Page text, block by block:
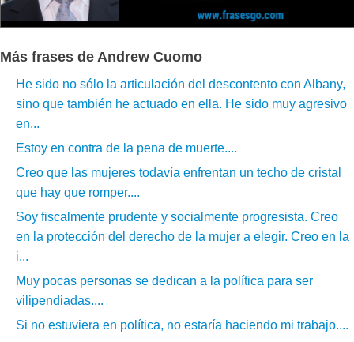
Más frases de Andrew Cuomo
He sido no sólo la articulación del descontento con Albany,
sino que también he actuado en ella. He sido muy agresivo
en...
Estoy en contra de la pena de muerte....
Creo que las mujeres todavía enfrentan un techo de cristal
que hay que romper....
Soy fiscalmente prudente y socialmente progresista. Creo
en la protección del derecho de la mujer a elegir. Creo en la
i...
Muy pocas personas se dedican a la política para ser
vilipendiadas....
Si no estuviera en política, no estaría haciendo mi trabajo....